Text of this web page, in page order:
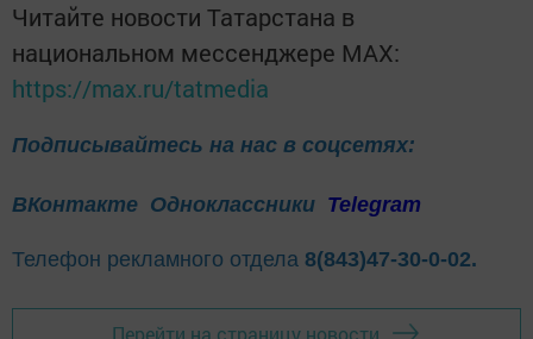
Читайте новости Татарстана в
национальном мессенджере MАХ:
https://max.ru/tatmedia
Подписывайтесь на нас в соцсетях:
ВКонтакте Одноклассники Telegram
Телефон рекламного отдела 8(843)47-30-0-02.
Перейти на страницу новости